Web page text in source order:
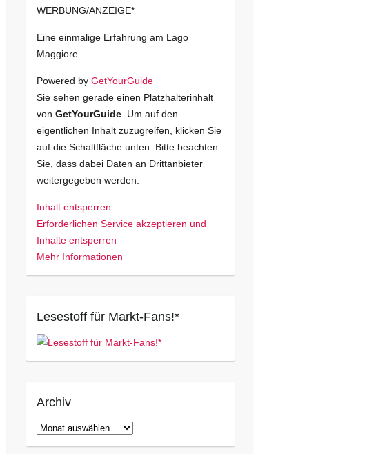
WERBUNG/ANZEIGE*
Eine einmalige Erfahrung am Lago
Maggiore
Powered by GetYourGuide
Sie sehen gerade einen Platzhalterinhalt
von GetYourGuide. Um auf den
eigentlichen Inhalt zuzugreifen, klicken Sie
auf die Schaltfläche unten. Bitte beachten
Sie, dass dabei Daten an Drittanbieter
weitergegeben werden.
Inhalt entsperren
Erforderlichen Service akzeptieren und
Inhalte entsperren
Mehr Informationen
Lesestoff für Markt-Fans!*
Archiv
Archiv